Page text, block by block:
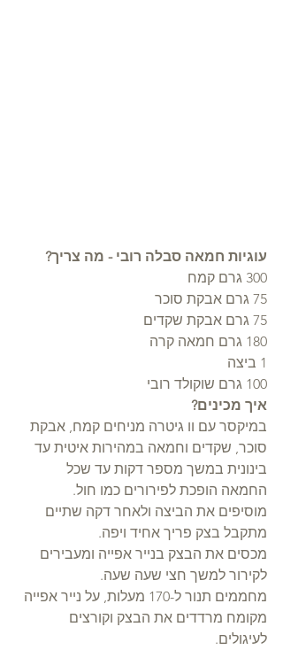
עוגיות חמאה סבלה רובי - מה צריך?
300 גרם קמח
75 גרם אבקת סוכר
75 גרם אבקת שקדים
180 גרם חמאה קרה
1 ביצה
100 גרם שוקולד רובי
איך מכינים?
במיקסר עם וו גיטרה מניחים קמח, אבקת
סוכר, שקדים וחמאה במהירות איטית עד
בינונית במשך מספר דקות עד שכל
החמאה הופכת לפירורים כמו חול.
מוסיפים את הביצה ולאחר דקה שתיים
מתקבל בצק פריך אחיד ויפה.
מכסים את הבצק בנייר אפייה ומעבירים
לקירור למשך חצי שעה שעה.
מחממים תנור ל-170 מעלות, על נייר אפייה
מקומח מרדדים את הבצק וקורצים
לעיגולים.